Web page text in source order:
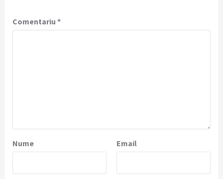
Comentariu *
Nume Email